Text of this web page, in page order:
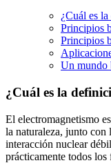
¿Cuál es
Principios
Principios
Un mundo
¿Cuál es la
El electromagnetismo
la naturaleza, junto con
interacción nuclear
prácticamente todos